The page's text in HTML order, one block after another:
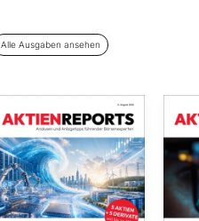
Alle Ausgaben ansehen